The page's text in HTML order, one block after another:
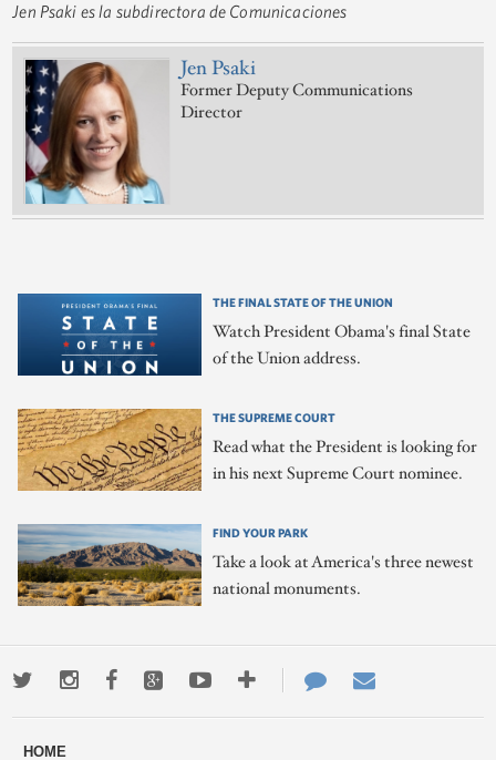
Jen Psaki es la subdirectora de Comunicaciones
Jen Psaki
Former Deputy Communications
Director
THE FINAL STATE OF THE UNION
Watch President Obama's final State
of the Union address.
THE SUPREME COURT
Read what the President is looking for
in his next Supreme Court nominee.
FIND YOUR PARK
Take a look at America's three newest
national monuments.
TwitterInstagramFacebookGoogle+YoutubeMore
ways
Contact
Us
HOME